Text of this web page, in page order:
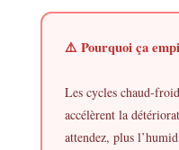
⚠️ Pourquoi ça
Les cycles chaud-
accélèrent la
attendez, plus